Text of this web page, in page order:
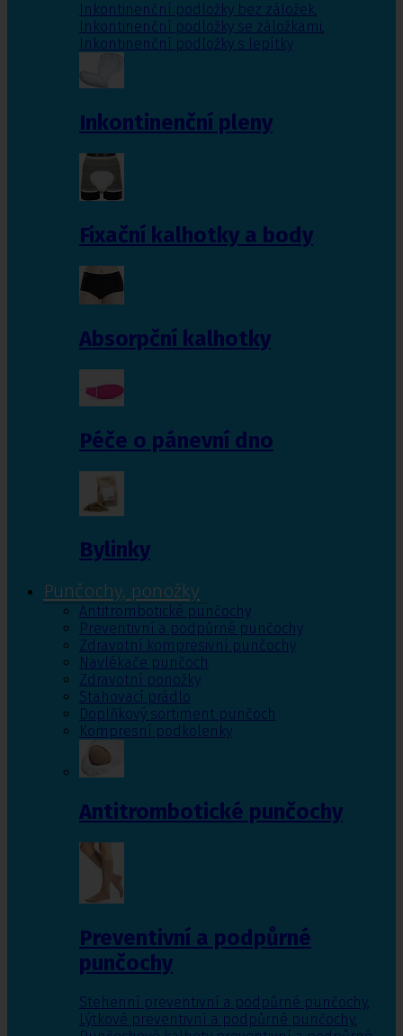
Inkontinenční podložky bez záložek,
Inkontinenční podložky se záložkami,
Inkontinenční podložky s lepítky
Inkontinenční pleny
Fixační kalhotky a body
Absorpční kalhotky
Péče o pánevní dno
Bylinky
Punčochy, ponožky
Antitrombotické punčochy
Preventivní a podpůrné punčochy
Zdravotní kompresivní punčochy
Navlékače punčoch
Zdravotní ponožky
Stahovací prádlo
Doplňkový sortiment punčoch
Kompresní podkolenky
Antitrombotické punčochy
Preventivní a podpůrné
punčochy
Stehenní preventivní a podpůrné punčochy,
Lýtkové preventivní a podpůrné punčochy,